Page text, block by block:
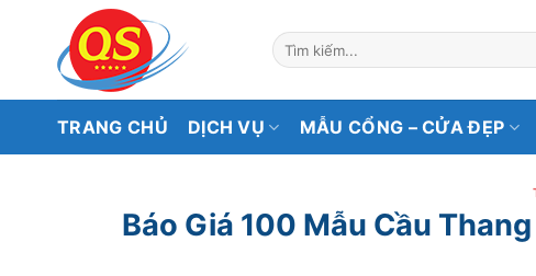
dung
Tìm
kiếm:
TRANG CHỦ DỊCH VỤ MẪU CỔNG – CỬA ĐẸP
Báo Giá 100 Mẫu Cầu